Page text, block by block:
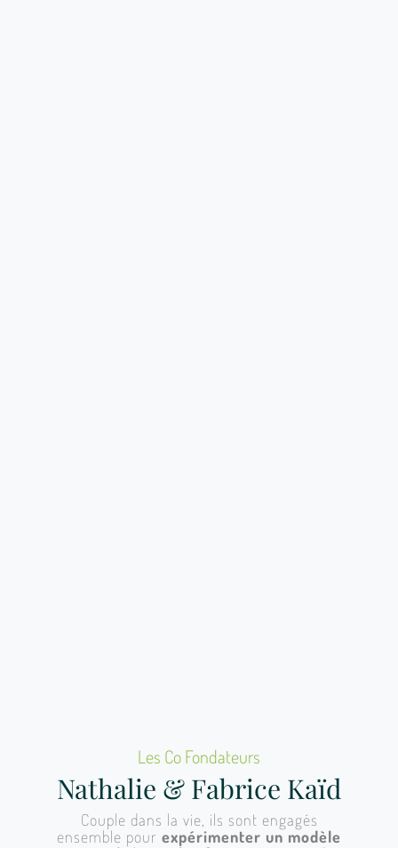
Les Co Fondateurs
Nathalie & Fabrice Kaïd
Couple dans la vie, ils sont engagés
ensemble pour expérimenter un modèle